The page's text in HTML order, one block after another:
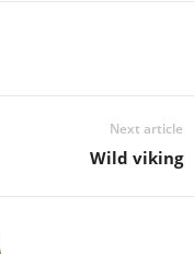
Next article
Wild viking